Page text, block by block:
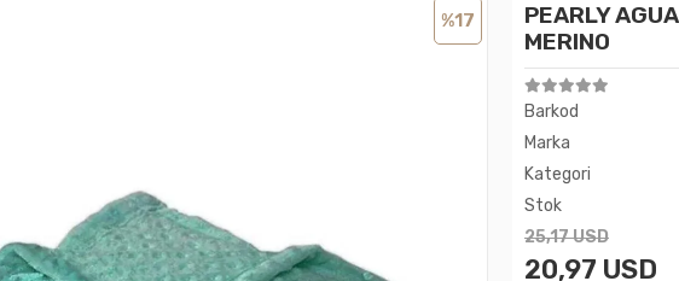
%17
PEARLY
MERINO
Barkod
Marka
Kategori
Stok
25,17 USD
20,97 USD